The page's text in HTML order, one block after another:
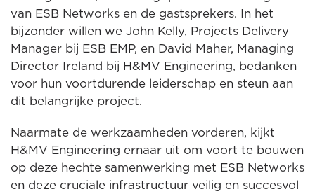
van ESB Networks en de gastsprekers. In het
bijzonder willen we John Kelly, Projects Delivery
Manager bij ESB EMP, en David Maher, Managing
Director Ireland bij H&MV Engineering, bedanken
voor hun voortdurende leiderschap en steun aan
dit belangrijke project.
Naarmate de werkzaamheden vorderen, kijkt
H&MV Engineering ernaar uit om voort te bouwen
op deze hechte samenwerking met ESB Networks
en deze cruciale infrastructuur veilig en succesvol